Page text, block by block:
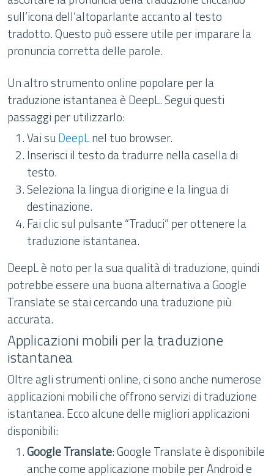
sull’icona dell’altoparlante accanto al testo
tradotto. Questo può essere utile per imparare la
pronuncia corretta delle parole.
Un altro strumento online popolare per la
traduzione istantanea è DeepL. Segui questi
passaggi per utilizzarlo:
Vai su DeepLnel tuo browser.
Inserisci il testo da tradurre nella casella di
testo.
Seleziona la lingua di origine e la lingua di
destinazione.
Fai clic sul pulsante “Traduci” per ottenere la
traduzione istantanea.
DeepL è noto per la sua qualità di traduzione, quindi
potrebbe essere una buona alternativa a Google
Translate se stai cercando una traduzione più
accurata.
Applicazioni mobili per la traduzione
istantanea
Oltre agli strumenti online, ci sono anche numerose
applicazioni mobili che offrono servizi di traduzione
istantanea. Ecco alcune delle migliori applicazioni
disponibili:
Google Translate: Google Translate è disponibile
anche come applicazione mobile per Android e